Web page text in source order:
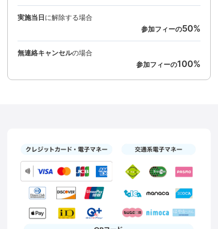
実施当日に解除する場合
参加フィーの50%
無連絡キャンセルの場合
参加フィーの100%